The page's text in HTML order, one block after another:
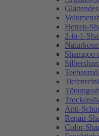
Herren-
2-in-1-
Shampoo
Anti-
Repair-
Color-